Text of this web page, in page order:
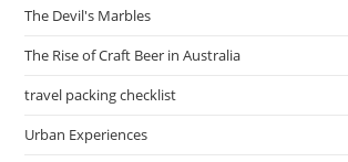
The Devil's Marbles
The Rise of Craft Beer in Australia
travel packing checklist
Urban Experiences